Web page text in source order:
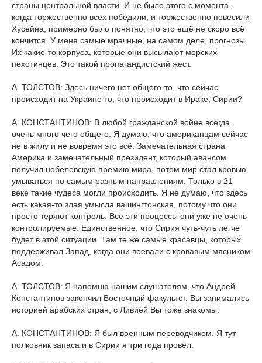
страны центральной власти. И не было этого с момента,
когда торжественно всех победили, и торжественно повесили
Хусейна, примерно было понятно, что это ещё не скоро всё
кончится. У меня самые мрачные, на самом деле, прогнозы.
Их какие-то корпуса, которые они высылают морских
пехотинцев. Это такой пропагандистский жест.
А. ТОЛСТОВ: Здесь ничего нет общего-то, что сейчас
происходит на Украине то, что происходит в Ираке, Сирии?
А. КОНСТАНТИНОВ: В любой гражданской войне всегда
очень много чего общего. Я думаю, что американцам сейчас
не в жилу и не вовремя это всё. Замечательная страна
Америка и замечательный президент, который авансом
получил нобелевскую премию мира, потом мир стал кровью
умываться по самым разным направлениям. Только в 21
веке такие чудеса могли происходить. Я не думаю, что здесь
есть какая-то злая умысла вашингтонская, потому что они
просто теряют контроль. Все эти процессы они уже не очень
контролируемые. Единственное, что Сирия чуть-чуть легче
будет в этой ситуации. Там те же самые красавцы, которых
поддерживал Запад, когда они воевали с кровавым мясником
Асадом.
А. ТОЛСТОВ: Я напомню нашим слушателям, что Андрей
Константинов закончил Восточный факультет. Вы занимались
историей арабских стран, с Ливией Вы тоже знакомы.
А. КОНСТАНТИНОВ: Я был военным переводчиком. Я тут
полковник запаса и в Сирии я три года провёл.